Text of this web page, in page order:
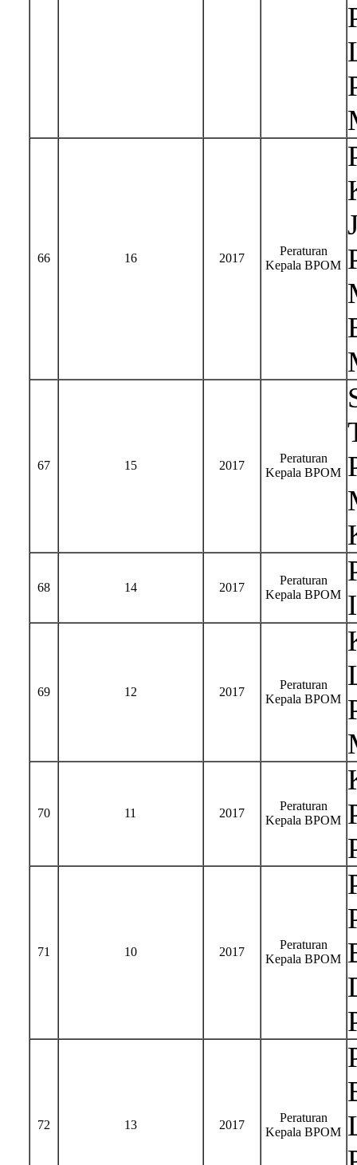
66 16 2017
Peraturan
Kepala BPOM
67 15 2017
Peraturan
Kepala BPOM
68 14 2017
Peraturan
Kepala BPOM
69 12 2017
Peraturan
Kepala BPOM
70 11 2017
Peraturan
Kepala BPOM
71 10 2017
Peraturan
Kepala BPOM
72 13 2017
Peraturan
Kepala BPOM